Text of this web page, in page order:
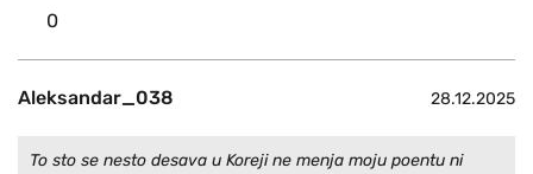
0
Aleksandar_038 28.12.2025
To sto se nesto desava u Koreji ne menja moju poentu ni